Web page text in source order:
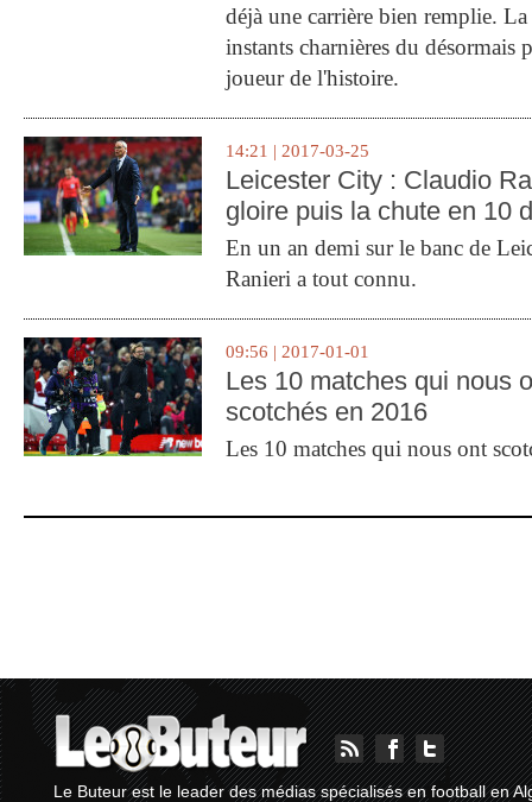
déjà une carrière bien remplie.
instants charnières du désormais
joueur de l'histoire.
14:21 | 2017-03-25
Leicester City : Claudio
gloire puis la chute en 10
En un an demi sur le banc de
Ranieri a tout connu.
09:56 | 2017-01-01
Les 10 matches qui nous
scotchés en 2016
Les 10 matches qui nous ont
Le Buteur est le leader des médias spécialisés en football en